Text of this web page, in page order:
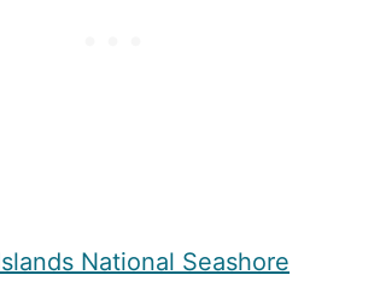
National Seashore